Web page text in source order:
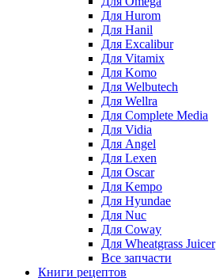
Для Hurom
Для Hanil
Для Excalibur
Для Vitamix
Для Komo
Для Welbutech
Для Wellra
Для Complete Media
Для Vidia
Для Angel
Для Lexen
Для Oscar
Для Kempo
Для Hyundae
Для Nuc
Для Coway
Для Wheatgrass Juicer
Все запчасти
Книги рецептов